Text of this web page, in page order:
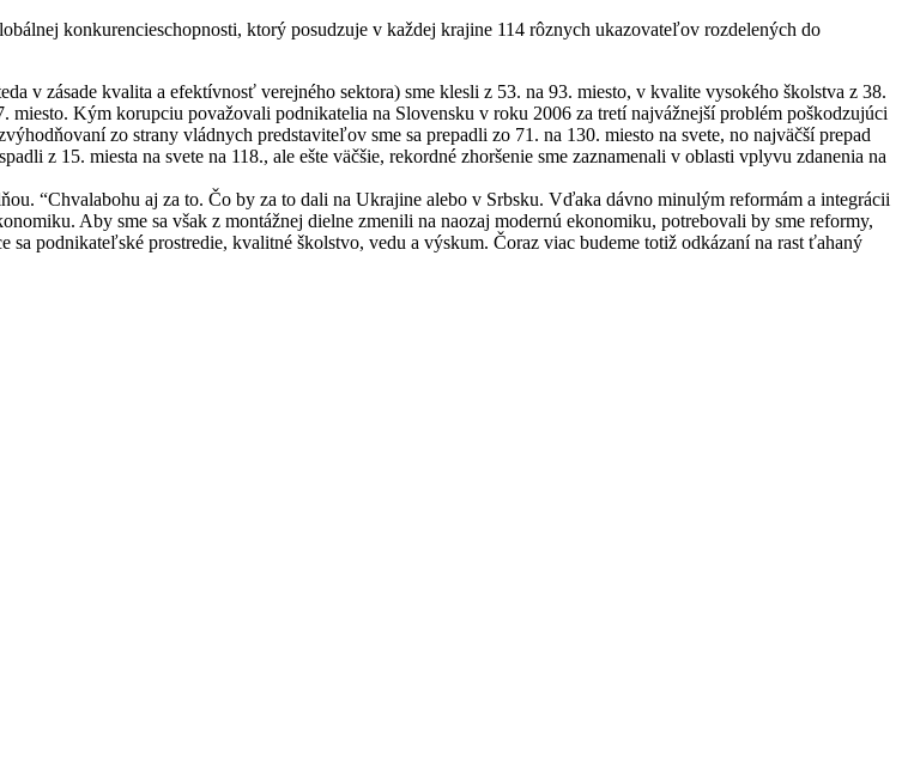
konkurencieschopnosti, ktorý posudzuje v každej krajine 114 rôznych ukazovateľov rozdelených do
v zásade kvalita a efektívnosť verejného sektora) sme klesli z 53. na 93. miesto, v kvalite vysokého školstva z 38.
Kým korupciu považovali podnikatelia na Slovensku v roku 2006 za tretí najvážnejší problém poškodzujúci
zo strany vládnych predstaviteľov sme sa prepadli zo 71. na 130. miesto na svete, no najväčší prepad
z 15. miesta na svete na 118., ale ešte väčšie, rekordné zhoršenie sme zaznamenali v oblasti vplyvu zdanenia na
“Chvalabohu aj za to. Čo by za to dali na Ukrajine alebo v Srbsku. Vďaka dávno minulým reformám a integrácii
Aby sme sa však z montážnej dielne zmenili na naozaj modernú ekonomiku, potrebovali by sme reformy,
podnikateľské prostredie, kvalitné školstvo, vedu a výskum. Čoraz viac budeme totiž odkázaní na rast ťahaný